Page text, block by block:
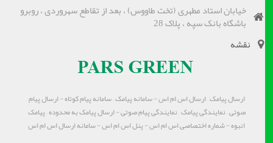
خیابان استاد مطهری (تخت طاووس) ، بعد از تقاطع سهروردی ، روبرو
باشگاه بانک سپه ، پلاک 28
نقشه
ارسال پیامک – ارسال اس ام اس - سامانه پیامک – سامانه پیام کوتاه - ارسال پیام
صوتی – نمایندگی پیامک – نمایندگی پیام صوتی - ارسال پیامک به محدوده – پیامک
انبوه - شماره اختصاصی اس ام اس - پنل اس ام اس - سامانه ارسال اس ام اس